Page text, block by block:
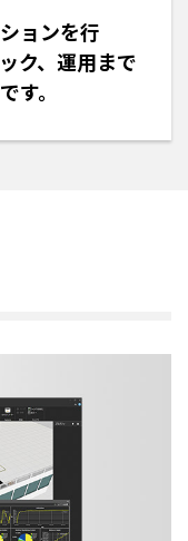
ョンを行
ク、運用まで
す。